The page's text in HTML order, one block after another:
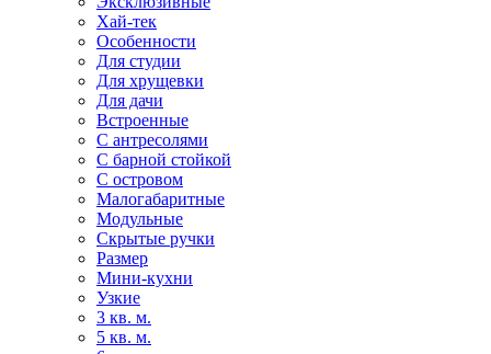
Хай-тек
Особенности
Для студии
Для хрущевки
Для дачи
Встроенные
С антресолями
С барной стойкой
С островом
Малогабаритные
Модульные
Скрытые ручки
Размер
Мини-кухни
Узкие
3 кв. м.
5 кв. м.